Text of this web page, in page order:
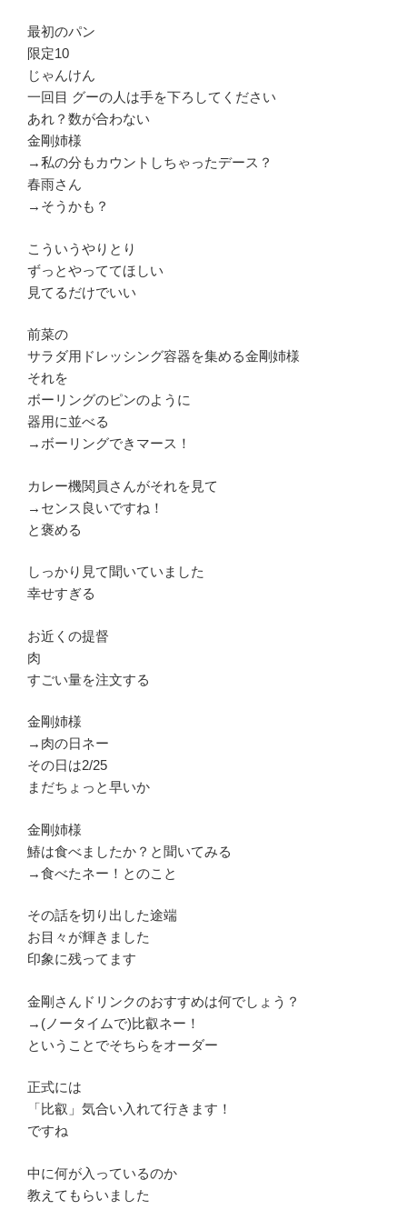
最初のパン
限定10
じゃんけん
一回目 グーの人は手を下ろしてください
あれ？数が合わない
金剛姉様
→私の分もカウントしちゃったデース？
春雨さん
→そうかも？
こういうやりとり
ずっとやっててほしい
見てるだけでいい
前菜の
サラダ用ドレッシング容器を集める金剛姉様
それを
ボーリングのピンのように
器用に並べる
→ボーリングできマース！
カレー機関員さんがそれを見て
→センス良いですね！
と褒める
しっかり見て聞いていました
幸せすぎる
お近くの提督
肉
すごい量を注文する
金剛姉様
→肉の日ネー
その日は2/25
まだちょっと早いか
金剛姉様
鰆は食べましたか？と聞いてみる
→食べたネー！とのこと
その話を切り出した途端
お目々が輝きました
印象に残ってます
金剛さんドリンクのおすすめは何でしょう？
→(ノータイムで)比叡ネー！
ということでそちらをオーダー
正式には
「比叡」気合い入れて行きます！
ですね
中に何が入っているのか
教えてもらいました